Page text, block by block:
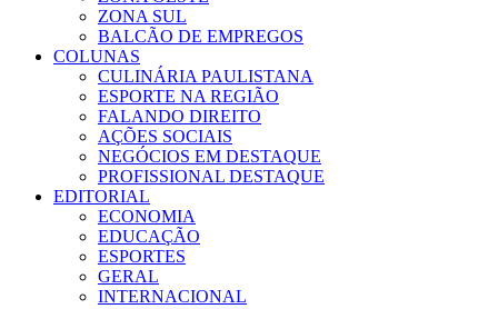
ZONA SUL
BALCÃO DE EMPREGOS
COLUNAS
CULINÁRIA PAULISTANA
ESPORTE NA REGIÃO
FALANDO DIREITO
AÇÕES SOCIAIS
NEGÓCIOS EM DESTAQUE
PROFISSIONAL DESTAQUE
EDITORIAL
ECONOMIA
EDUCAÇÃO
ESPORTES
GERAL
INTERNACIONAL